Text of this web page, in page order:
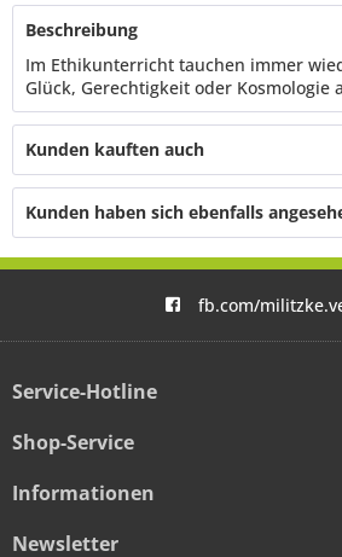
Beschreibung
Im Ethikunterricht tauchen immer
Glück, Gerechtigkeit oder Kosmologie
Kunden kauften auch
Kunden haben sich ebenfalls
fb.com/
Service-Hotline
Shop-Service
Informationen
Newsletter